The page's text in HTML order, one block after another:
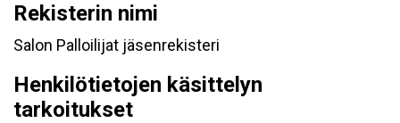
Rekisterin nimi
Salon Palloilijat jäsenrekisteri
Henkilötietojen käsittelyn
tarkoitukset